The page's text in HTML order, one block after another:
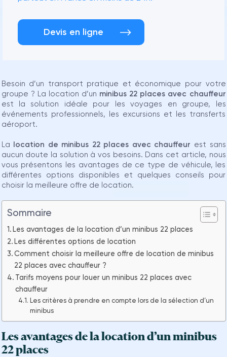
Devis en ligne
Besoin d’un transport pratique et économique pour votre
groupe ? La location d’un minibus 22 places avec chauffeur
est la solution idéale pour les voyages en groupe, les
événements professionnels, les excursions et les transferts
aéroport.
La location de minibus 22 places avec chauffeur est sans
aucun doute la solution à vos besoins. Dans cet article, nous
vous présentons les avantages de ce type de véhicule, les
différentes options disponibles et quelques conseils pour
choisir la meilleure offre de location.
Sommaire
Les avantages de la location d’un minibus 22 places
Les différentes options de location
Comment choisir la meilleure offre de location de minibus
22 places avec chauffeur ?
Tarifs moyens pour louer un minibus 22 places avec
chauffeur
Les critères à prendre en compte lors de la sélection d’un
minibus
Les avantages de la location d’un minibus
22 places